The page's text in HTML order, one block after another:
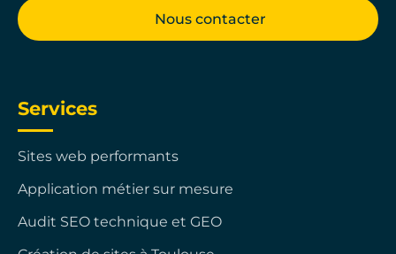
Nous contacter
Services
Sites web performants
Application métier sur mesure
Audit SEO technique et GEO